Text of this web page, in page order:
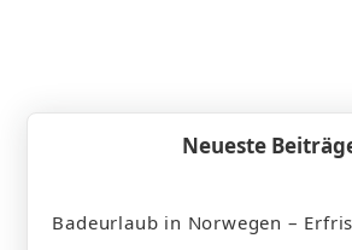
Neueste
Badeurlaub in Norwegen –